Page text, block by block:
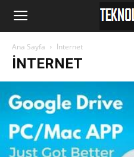
www.Teknoloji6.com
Ana Sayfa İnternet
İNTERNET